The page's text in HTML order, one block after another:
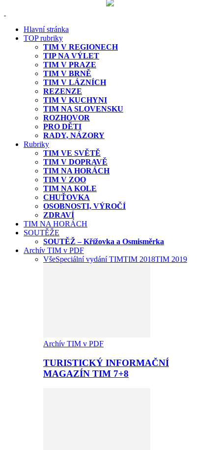
Hlavní stránka
TOP rubriky
TIM V REGIONECH
TIP NA VÝLET
TIM V PRAZE
TIM V BRNĚ
TIM V LÁZNÍCH
REZENZE
TIM V KUCHYNI
TIM NA SLOVENSKU
ROZHOVOR
PRO DĚTI
RADY, NÁZORY
Rubriky
TIM VE SVĚTĚ
TIM V DOPRAVĚ
TIM NA HORÁCH
TIM V ZOO
TIM NA KOLE
CHUŤOVKA
OSOBNOSTI, VÝROČÍ
ZDRAVÍ
TIM NA HORÁCH
SOUTĚŽE
SOUTĚŽ – Křížovka a Osmisměrka
Archív TIM v PDF
VšeSpeciální vydání TIMTIM 2018TIM 2019
Archív TIM v PDF
TURISTICKÝ INFORMAČNÍ
MAGAZÍN TIM 7+8